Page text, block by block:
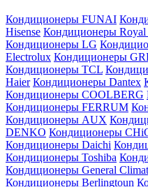
Кондиционеры FUNAI
Hisense Кондиционеры Royal
Кондиционеры LG
Electrolux Кондиционеры
Кондиционеры TCL
Haier Кондиционеры Dantex
Кондиционеры СOOLBERG
Кондиционеры FERRUM
Кондиционеры AUX
DENKO Кондиционеры
Кондиционеры Daichi
Кондиционеры Toshiba
Кондиционеры General
Кондиционеры Berlingtoun